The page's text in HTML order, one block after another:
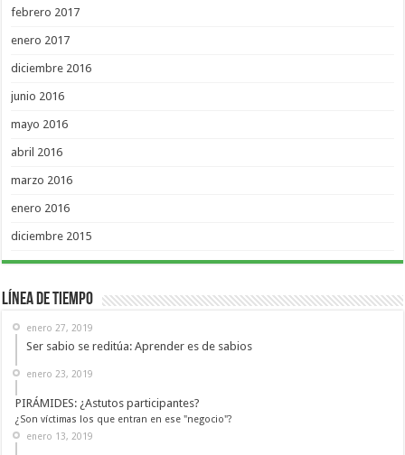
febrero 2017
enero 2017
diciembre 2016
junio 2016
mayo 2016
abril 2016
marzo 2016
enero 2016
diciembre 2015
Línea de Tiempo
enero 27, 2019
Ser sabio se reditúa: Aprender es de sabios
enero 23, 2019
PIRÁMIDES: ¿Astutos participantes?
¿Son víctimas los que entran en ese "negocio"?
enero 13, 2019